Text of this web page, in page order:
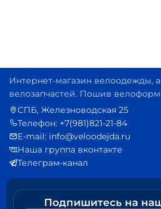
Интернет-магазин велоодежды,
велозапчастей. Пошив
СПБ, Железноводская 25
Телефон: +7(981)821-21-84
E-mail: info@veloodejda.ru
Наша группа вконтакте
Телеграм-канал
Подпишитесь на
Ваш e-mail